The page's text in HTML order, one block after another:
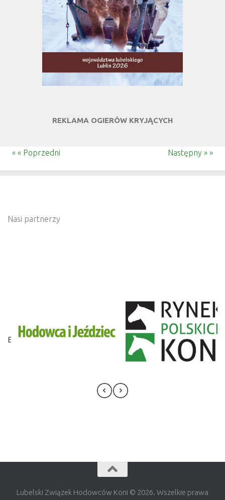
REKLAMA OGIERÓW KRYJĄCYCH
« « Poprzedni Następny » »
Nasi partnerzy
Lubelski Związek Hodowców Koni © 2026. Wszelkie prawa